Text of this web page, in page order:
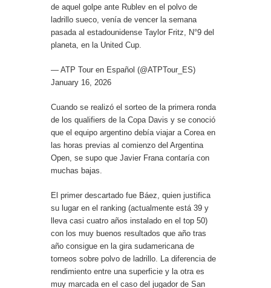
de aquel golpe ante Rublev en el polvo de
ladrillo sueco, venía de vencer la semana
pasada al estadounidense Taylor Fritz, N°9 del
planeta, en la United Cup.
— ATP Tour en Español (@ATPTour_ES)
January 16, 2026
Cuando se realizó el sorteo de la primera ronda
de los qualifiers de la Copa Davis y se conoció
que el equipo argentino debía viajar a Corea en
las horas previas al comienzo del Argentina
Open, se supo que Javier Frana contaría con
muchas bajas.
El primer descartado fue Báez, quien justifica
su lugar en el ranking (actualmente está 39 y
lleva casi cuatro años instalado en el top 50)
con los muy buenos resultados que año tras
año consigue en la gira sudamericana de
torneos sobre polvo de ladrillo. La diferencia de
rendimiento entre una superficie y la otra es
muy marcada en el caso del jugador de San